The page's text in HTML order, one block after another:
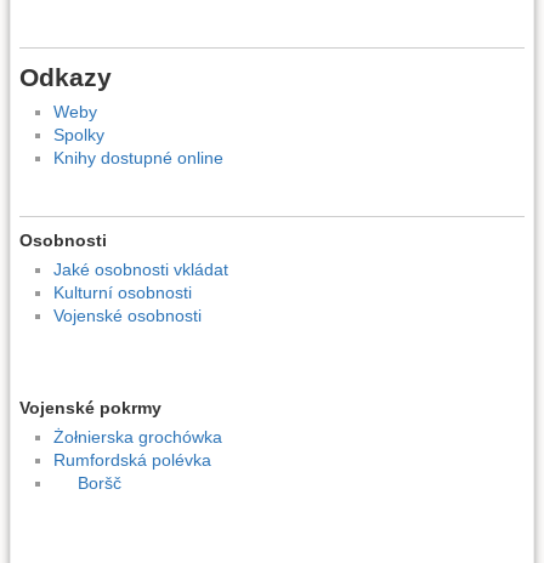
Odkazy
Weby
Spolky
Knihy dostupné online
Osobnosti
Jaké osobnosti vkládat
Kulturní osobnosti
Vojenské osobnosti
Vojenské pokrmy
Żołnierska grochówka
Rumfordská polévka
Boršč